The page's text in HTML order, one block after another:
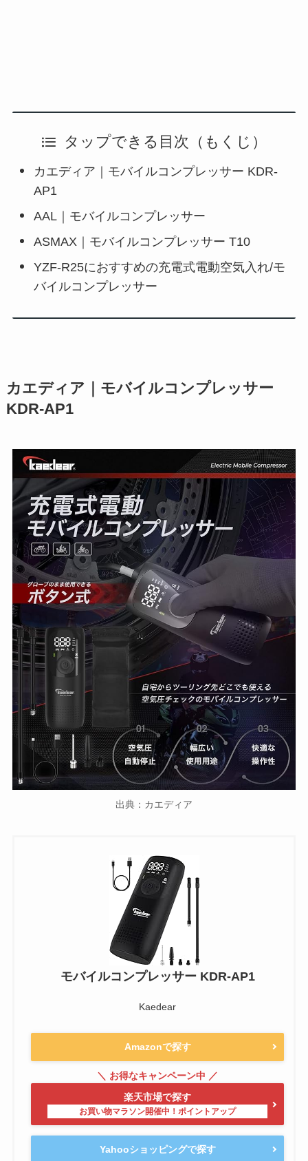
タップできる目次（もくじ）
カエディア｜モバイルコンプレッサー KDR-
AP1
AAL｜モバイルコンプレッサー
ASMAX｜モバイルコンプレッサー T10
YZF-R25におすすめの充電式電動空気入れ/モ
バイルコンプレッサー
カエディア｜モバイルコンプレッサー
KDR-AP1
出典：カエディア
モバイルコンプレッサー KDR-AP1
Kaedear
Amazonで探す
楽天市場で探す
Yahooショッピングで探す